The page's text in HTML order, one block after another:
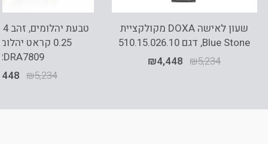
שעון לאישה DOXA מקולקציית
Blue Stone, דגם 510.15.026.10
₪5,234
₪4,448
0.25 קראט
₪5,234